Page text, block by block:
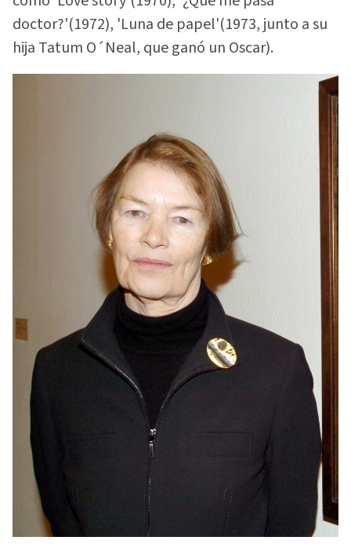
doctor?'(1972), 'Luna de papel'(1973, junto a su
hija Tatum O´Neal, que ganó un Oscar).